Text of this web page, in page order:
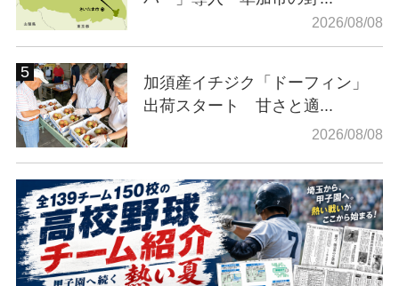
2026/08/08
加須産イチジク「ドーフィン」
出荷スタート 甘さと適...
2026/08/08